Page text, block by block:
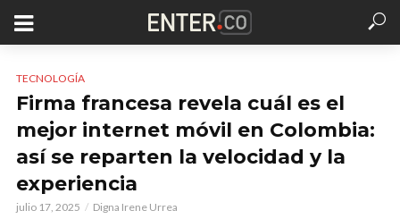
TECNOLOGÍA
Firma francesa revela cuál es el
mejor internet móvil en Colombia:
así se reparten la velocidad y la
experiencia
julio 17, 2025 Digna Irene Urrea